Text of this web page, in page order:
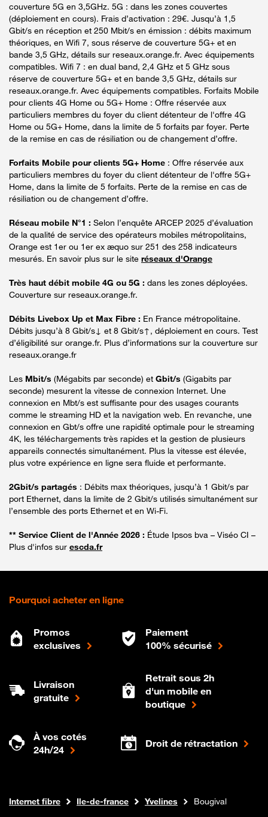
couverture 5G en 3,5GHz. 5G : dans les zones couvertes
(déploiement en cours). Frais d’activation : 29€. Jusqu’à 1,5
Gbit/s en réception et 250 Mbit/s en émission : débits maximum
théoriques, en Wifi 7, sous réserve de couverture 5G+ et en
bande 3,5 GHz, détails sur reseaux.orange.fr. Avec équipements
compatibles. Wifi 7 : en dual band, 2,4 GHz et 5 GHz sous
réserve de couverture 5G+ et en bande 3,5 GHz, détails sur
reseaux.orange.fr. Avec équipements compatibles. Forfaits Mobile
pour clients 4G Home ou 5G+ Home : Offre réservée aux
particuliers membres du foyer du client détenteur de l'offre 4G
Home ou 5G+ Home, dans la limite de 5 forfaits par foyer. Perte
de la remise en cas de résiliation ou de changement d’offre.
Forfaits Mobile pour clients 5G+ Home : Offre réservée aux
particuliers membres du foyer du client détenteur de l'offre 5G+
Home, dans la limite de 5 forfaits. Perte de la remise en cas de
résiliation ou de changement d’offre.
Réseau mobile N°1 : Selon l’enquête ARCEP 2025 d’évaluation
de la qualité de service des opérateurs mobiles métropolitains,
Orange est 1er ou 1er ex æquo sur 251 des 258 indicateurs
mesurés. En savoir plus sur le site réseaux d'Orange
Très haut débit mobile 4G ou 5G : dans les zones déployées.
Couverture sur reseaux.orange.fr.
Débits Livebox Up et Max Fibre : En France métropolitaine.
Débits jusqu’à 8 Gbit/s↓ et 8 Gbit/s↑, déploiement en cours. Test
d’éligibilité sur orange.fr. Plus d’informations sur la couverture sur
reseaux.orange.fr
Les Mbit/s (Mégabits par seconde) et Gbit/s (Gigabits par
seconde) mesurent la vitesse de connexion Internet. Une
connexion en Mbt/s est suffisante pour des usages courants
comme le streaming HD et la navigation web. En revanche, une
connexion en Gbt/s offre une rapidité optimale pour le streaming
4K, les téléchargements très rapides et la gestion de plusieurs
appareils connectés simultanément. Plus la vitesse est élevée,
plus votre expérience en ligne sera fluide et performante.
2Gbit/s partagés : Débits max théoriques, jusqu’à 1 Gbit/s par
port Ethernet, dans la limite de 2 Gbit/s utilisés simultanément sur
l’ensemble des ports Ethernet et en Wi-Fi.
** Service Client de l'Année 2026 : Étude Ipsos bva – Viséo CI –
Plus d'infos sur escda.fr
Pourquoi acheter en ligne
Promos
exclusives
Paiement
100% sécurisé
Livraison
gratuite
Retrait sous 2h
d'un mobile en
boutique
À vos cotés
24h/24
Droit de rétractation
Boutique Orange
Internet fibre Ile-de-france Yvelines Bougival